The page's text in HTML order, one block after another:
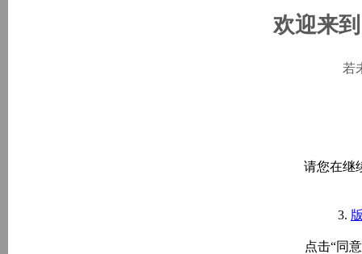
欢迎来
若
请您在继
3.
点击“同